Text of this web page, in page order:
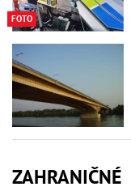
FOTO
ZAHRANIČNÉ